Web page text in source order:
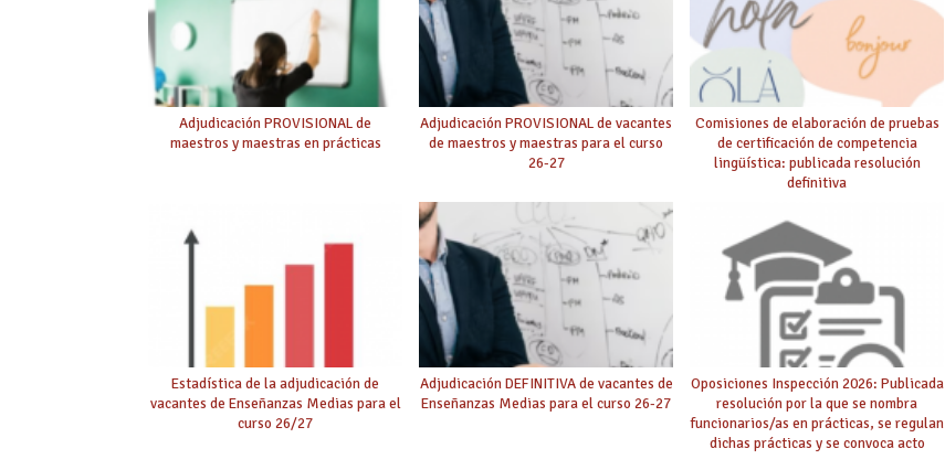
Adjudicación PROVISIONAL de
maestros y maestras en prácticas
Adjudicación PROVISIONAL de vacantes
de maestros y maestras para el curso
26-27
Comisiones de elaboración de pruebas
de certificación de competencia
lingüística: publicada resolución
definitiva
Estadística de la adjudicación de
vacantes de Enseñanzas Medias para el
curso 26/27
Adjudicación DEFINITIVA de vacantes de
Enseñanzas Medias para el curso 26-27
Oposiciones Inspección 2026: Publicada
resolución por la que se nombra
funcionarios/as en prácticas, se regulan
dichas prácticas y se convoca acto